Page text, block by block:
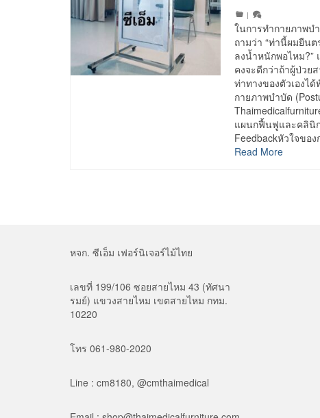
|
ในการทำกายภาพบ
ถามว่า “ท่านี้ผมยืนต
ลงน้ำหนักพอไหม?”
คงจะดีกว่าถ้าผู้ป่วย
ท่าทางของตัวเองไ
กายภาพบำบัด
แผนกฟื้นฟูและคลินิ
Feedbackหัวใจขอ
Read More
หจก. ซีเอ็ม เฟอร์นิเจอร์ไม้ไทย
เลขที่ 199/106 ซอยสายไหม 43 (ทัศนา
รมย์) แขวงสายไหม เขตสายไหม กทม.
10220
โทร 061-980-2020
Line : cm8180, @cmthaimedical